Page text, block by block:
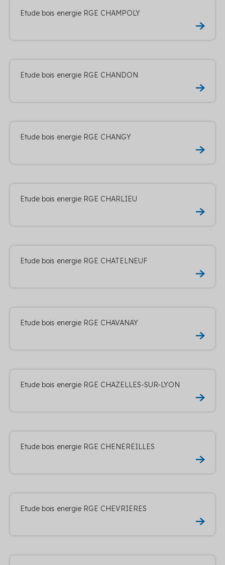
Etude bois energie RGE CHAMPOLY
Etude bois energie RGE CHANDON
Etude bois energie RGE CHANGY
Etude bois energie RGE CHARLIEU
Etude bois energie RGE CHATELNEUF
Etude bois energie RGE CHAVANAY
Etude bois energie RGE CHAZELLES-SUR-LYON
Etude bois energie RGE CHENEREILLES
Etude bois energie RGE CHEVRIERES